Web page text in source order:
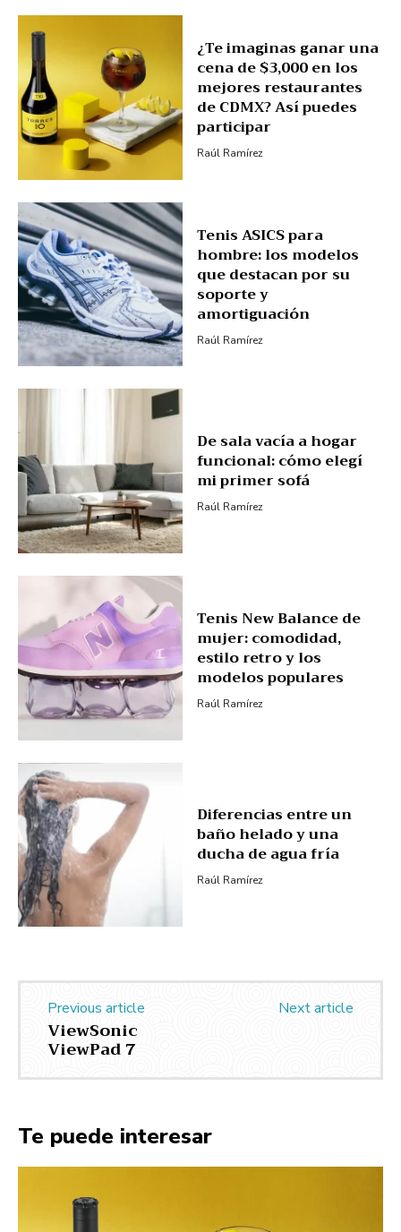
¿Te imaginas ganar una
cena de $3,000 en los
mejores restaurantes
de CDMX? Así puedes
participar
Raúl Ramírez
Tenis ASICS para
hombre: los modelos
que destacan por su
soporte y
amortiguación
Raúl Ramírez
De sala vacía a hogar
funcional: cómo elegí
mi primer sofá
Raúl Ramírez
Tenis New Balance de
mujer: comodidad,
estilo retro y los
modelos populares
Raúl Ramírez
Diferencias entre un
baño helado y una
ducha de agua fría
Raúl Ramírez
Previous article
ViewSonic
ViewPad 7
Next article
Te puede interesar